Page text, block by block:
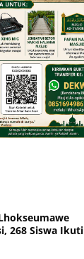
268 Siswa Ikuti